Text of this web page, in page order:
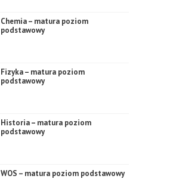
Chemia – matura poziom
podstawowy
Fizyka – matura poziom
podstawowy
Historia – matura poziom
podstawowy
WOS – matura poziom podstawowy